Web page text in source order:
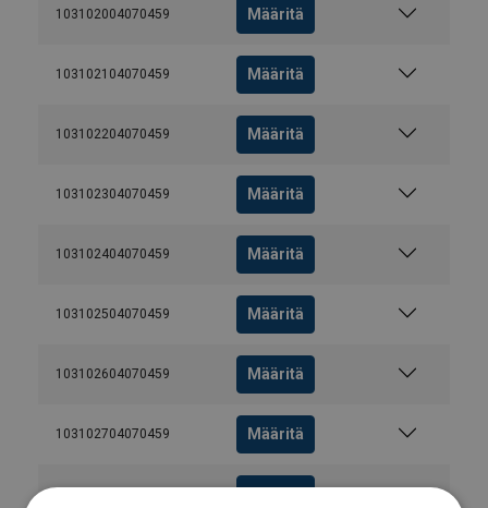
103102004070459 Määritä
103102104070459 Määritä
103102204070459 Määritä
103102304070459 Määritä
103102404070459 Määritä
103102504070459 Määritä
103102604070459 Määritä
103102704070459 Määritä